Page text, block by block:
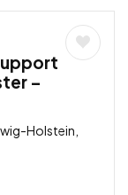
–
Holstein,